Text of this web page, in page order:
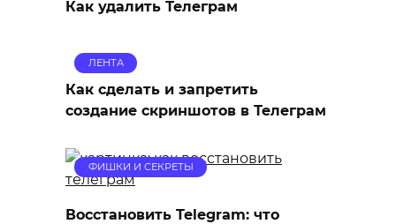
Как удалить Телеграм
ЛЕНТА
Как сделать и запретить
создание скриншотов в Телеграм
ФИШКИ И СЕКРЕТЫ
Восстановить Telegram: что